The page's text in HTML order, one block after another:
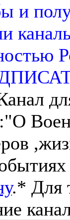
и
.* Для